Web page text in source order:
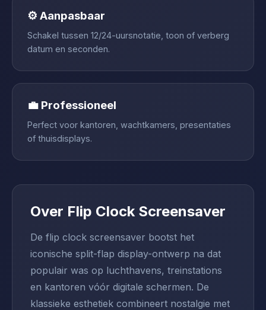
⚙️ Aanpasbaar
Schakel tussen 12/24-uursnotatie, toon of verberg
datum en seconden.
💼 Professioneel
Perfect voor kantoren, wachtkamers, presentaties
of thuisdisplays.
Over Flip Clock Screensaver
De flip clock screensaver bootst het
iconische split-flap display-ontwerp na dat
populair was op luchthavens, treinstations
en kantoren vóór digitale schermen. De
klassieke esthetiek combineert nostalgie met